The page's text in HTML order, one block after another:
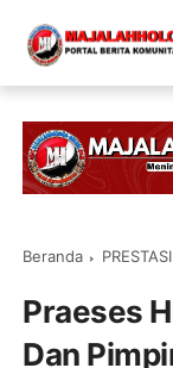
Beranda
Praeses
Dan